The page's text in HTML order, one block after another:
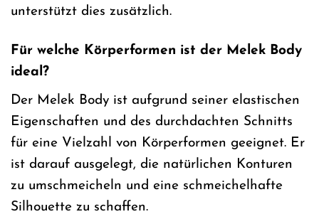
unterstützt dies zusätzlich.
Für welche Körperformen ist der Melek Body
ideal?
Der Melek Body ist aufgrund seiner elastischen
Eigenschaften und des durchdachten Schnitts
für eine Vielzahl von Körperformen geeignet. Er
ist darauf ausgelegt, die natürlichen Konturen
zu umschmeicheln und eine schmeichelhafte
Silhouette zu schaffen.